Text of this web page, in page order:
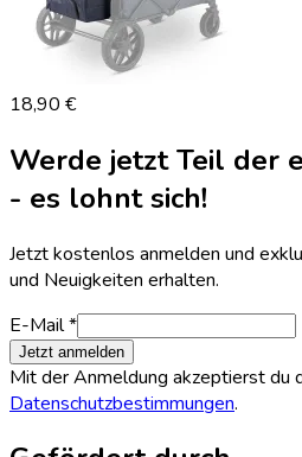
18,90 €
Werde jetzt Teil der
- es lohnt sich!
Jetzt kostenlos anmelden und
und Neuigkeiten erhalten.
E-Mail *
Jetzt anmelden
Mit der Anmeldung akzeptierst du
Datenschutzbestimmungen.